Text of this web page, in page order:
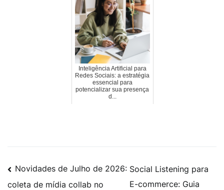
Inteligência Artificial para
Redes Sociais: a estratégia
essencial para
potencializar sua presença
d...
Novidades de Julho de 2026:
coleta de mídia collab no
Social Listening para
E-commerce: Guia